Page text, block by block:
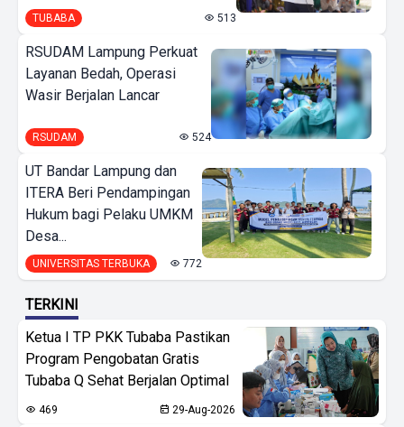
TUBABA 513
RSUDAM Lampung Perkuat
Layanan Bedah, Operasi
Wasir Berjalan Lancar
RSUDAM 524
UT Bandar Lampung dan
ITERA Beri Pendampingan
Hukum bagi Pelaku UMKM
Desa...
UNIVERSITAS TERBUKA 772
TERKINI
Ketua I TP PKK Tubaba Pastikan
Program Pengobatan Gratis
Tubaba Q Sehat Berjalan Optimal
469 29-Aug-2026